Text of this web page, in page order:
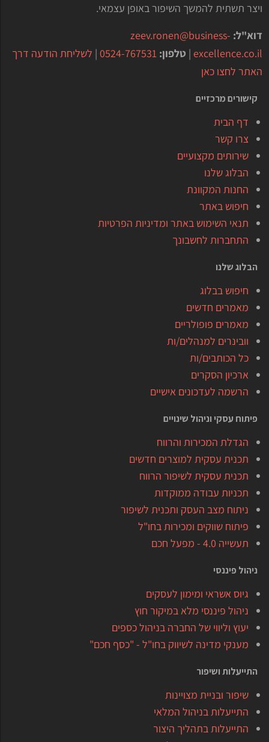
ויצר תשתית להמשך השיפור באופן עצמאי.
דוא"ל: zeev.ronen@business-
excellence.co.il
| טלפון: 0524-767531
| לשליחת הודעה דרך
האתר לחצו כאן
קישורים מרכזיים
דף הבית
צרו קשר
שירותים מקצועיים
הבלוג שלנו
החנות המקוונת
חיפוש באתר
תנאי השימוש באתר ומדיניות הפרטיות
התחברות לחשבונך
הבלוג שלנו
חיפוש בבלוג
מאמרים חדשים
מאמרים פופולריים
וובינרים למנהלים/ות
כל הכותבים/ות
ארכיון הסקרים
הרשמה לעדכונים אישיים
פיתוח עסקי וניהול שינויים
הגדלת המכירות והרווח
תכנית עסקית למוצרים חדשים
תכנית עסקית לשיפור הרווח
תכניות עבודה ממוקדות
ניתוח מצב העסק ותכנית לשיפור
פיתוח שווקים ומכירות בחו"ל
תעשייה 4.0 - מפעל חכם
ניהול פיננסי
גיוס אשראי ומימון לעסקים
ניהול פיננסי מלא במיקור חוץ
יעוץ וליווי של החברה בניהול כספים
מענקי מדינה לשיווק בחו"ל - "כסף חכם"
התייעלות ושיפור
שיפור ובניית מצויינות
התייעלות בניהול המלאי
התייעלות בתהליך היצור